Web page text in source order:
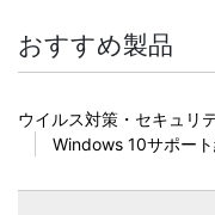
おすすめ製品
ウイルス対策・セキュリ
Windows 10サポー